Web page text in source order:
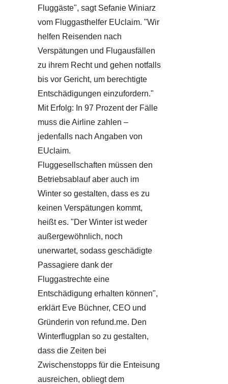
Fluggäste", sagt Sefanie Winiarz
vom Fluggasthelfer EUclaim. "Wir
helfen Reisenden nach
Verspätungen und Flugausfällen
zu ihrem Recht und gehen notfalls
bis vor Gericht, um berechtigte
Entschädigungen einzufordern."
Mit Erfolg: In 97 Prozent der Fälle
muss die Airline zahlen –
jedenfalls nach Angaben von
EUclaim.
Fluggesellschaften müssen den
Betriebsablauf aber auch im
Winter so gestalten, dass es zu
keinen Verspätungen kommt,
heißt es. "Der Winter ist weder
außergewöhnlich, noch
unerwartet, sodass geschädigte
Passagiere dank der
Fluggastrechte eine
Entschädigung erhalten können",
erklärt Eve Büchner, CEO und
Gründerin von refund.me. Den
Winterflugplan so zu gestalten,
dass die Zeiten bei
Zwischenstopps für die Enteisung
ausreichen, obliegt dem